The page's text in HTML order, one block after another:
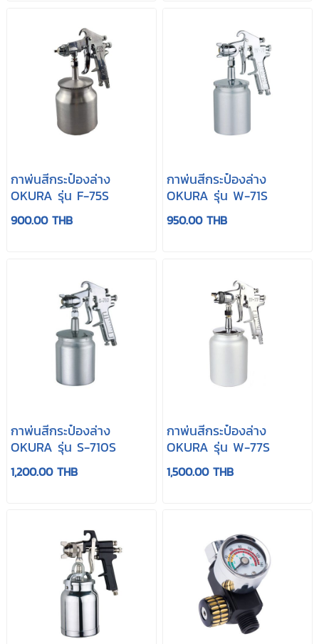
กาพ่นสีกระป๋องล่าง
OKURA รุ่น F-75S
900.00 THB
กาพ่นสีกระป๋องล่าง
OKURA รุ่น W-71S
950.00 THB
กาพ่นสีกระป๋องล่าง
OKURA รุ่น S-710S
1,200.00 THB
กาพ่นสีกระป๋องล่าง
OKURA รุ่น W-77S
1,500.00 THB